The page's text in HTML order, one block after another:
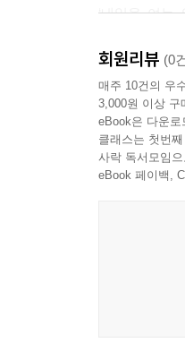
‘내일을 여는
연구저작들과
출간 당시 의
연구자들이
강만길, 역사
회원리뷰 (0
매주 10건의 우
3,000원 이상 구
eBook은 다운
클래스는 첫번
사락 독서모임
eBook 페이백,